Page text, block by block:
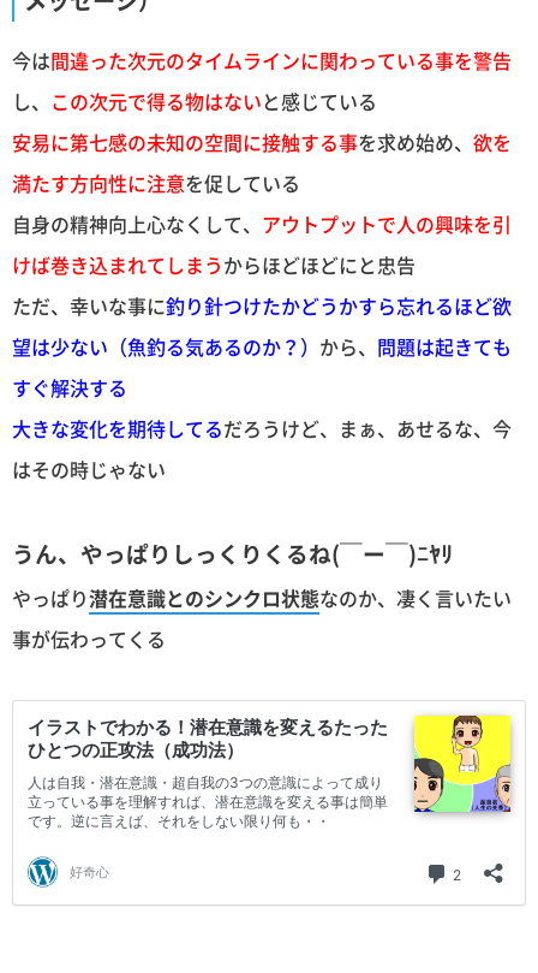
今は間違った次元のタイムラインに関わっている事を警告
し、 この次元で得る物はないと感じている
安易に第七感の未知の空間に接触する事を求め始め、 欲を
満たす方向性に注意を促している
自身の精神向上心なくして、 アウトプットで人の興味を引
けば巻き込まれてしまうからほどほどにと忠告
ただ、幸いな事に釣り針つけたかどうかすら忘れるほど欲
望は少ない（魚釣る気あるのか？） から、 問題は起きても
すぐ解決する
大きな変化を期待してるだろうけど、まぁ、あせるな、今
はその時じゃない
うん、やっぱりしっくりくるね(￣ー￣)ﾆﾔﾘ
やっぱり潜在意識とのシンクロ状態なのか、凄く言いたい
事が伝わってくる